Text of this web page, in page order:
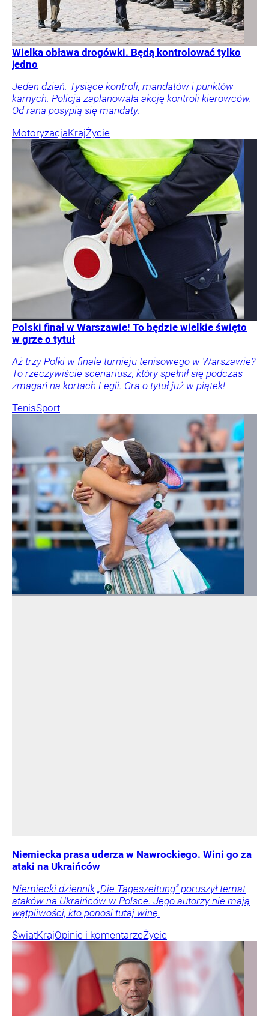
Wielka obława drogówki. Będą kontrolować tylko
jedno
Jeden dzień. Tysiące kontroli, mandatów i punktów
karnych. Policja zaplanowała akcję kontroli kierowców.
Od rana posypią się mandaty.
MotoryzacjaKrajŻycie
Polski finał w Warszawie! To będzie wielkie święto
w grze o tytuł
Aż trzy Polki w finale turnieju tenisowego w Warszawie?
To rzeczywiście scenariusz, który spełnił się podczas
zmagań na kortach Legii. Gra o tytuł już w piątek!
TenisSport
Niemiecka prasa uderza w Nawrockiego. Wini go za
ataki na Ukraińców
Niemiecki dziennik „Die Tageszeitung” poruszył temat
ataków na Ukraińców w Polsce. Jego autorzy nie mają
wątpliwości, kto ponosi tutaj winę.
ŚwiatKrajOpinie i komentarzeŻycie